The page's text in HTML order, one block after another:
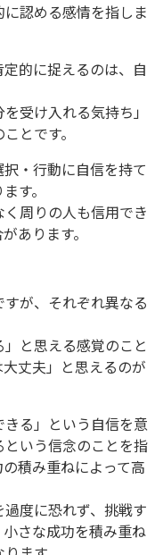
認める感情を指しま
的に捉えるのは、自
受け入れる気持ち」
とです。
・行動に自信を持て
す。
周りの人も信用でき
あります。
が、それぞれ異なる
と思える感覚のこと
丈夫」と思えるのが
る」という自信を意
いう信念のことを指
積み重ねによって高
度に恐れず、挑戦す
さな成功を積み重ね